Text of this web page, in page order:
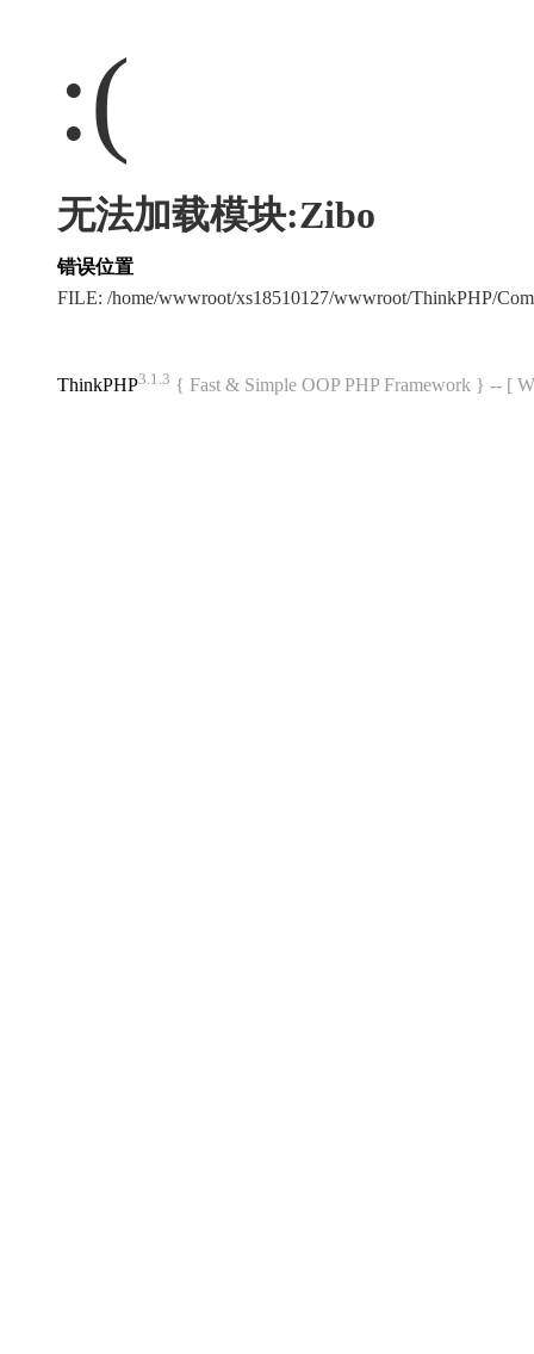
:(
无法加载模块:Zibo
错误位置
FILE: /home/wwwroot/xs18510127/wwwroot/ThinkPHP/
ThinkPHP3.1.3 { Fast & Simple OOP PHP Framework } -- [